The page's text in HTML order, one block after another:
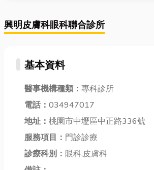
興明皮膚科眼科聯合診所
基本資料
醫事機構種類： 專科診所
電話： 034947017
地址： 桃園市中壢區中正路336號
服務項目： 門診診療
診療科別： 眼科,皮膚科